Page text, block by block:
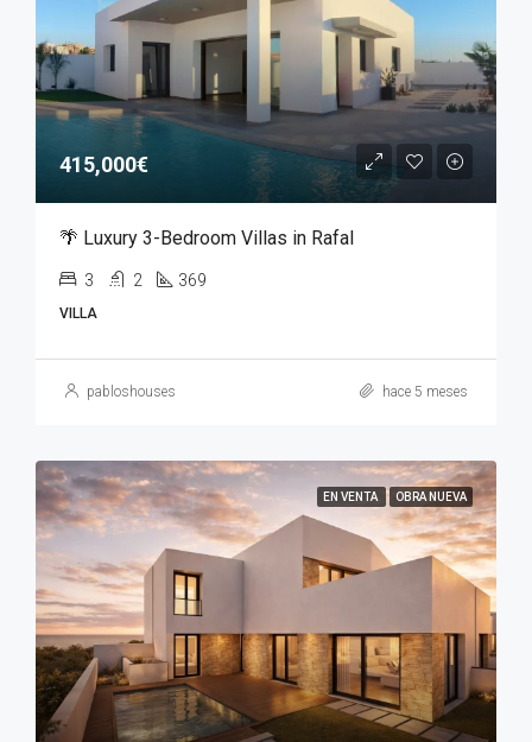
415,000€
🌴 Luxury 3-Bedroom Villas in Rafal
3 2 369
VILLA
pabloshouses hace 5 meses
EN VENTA OBRA NUEVA